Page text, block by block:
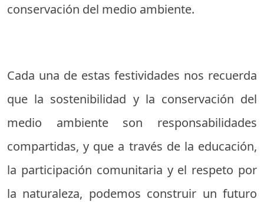
conservación del medio ambiente.
Cada una de estas festividades nos recuerda
que la sostenibilidad y la conservación del
medio ambiente son responsabilidades
compartidas, y que a través de la educación,
la participación comunitaria y el respeto por
la naturaleza, podemos construir un futuro